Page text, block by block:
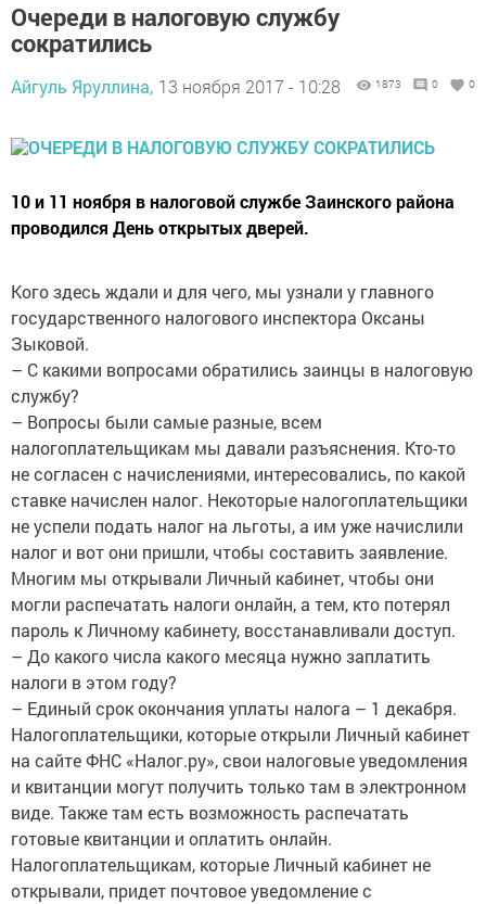
Очереди в налоговую службу
сократились
Айгуль Яруллина, 13 ноября 2017 - 10:28 1873 0 0
10 и 11 ноября в налоговой службе Заинского района
проводился День открытых дверей.
Кого здесь ждали и для чего, мы узнали у главного
государственного налогового инспектора Оксаны
Зыковой.
– С какими вопросами обратились заинцы в налоговую
службу?
– Вопросы были самые разные, всем
налогоплательщикам мы давали разъяснения. Кто-то
не согласен с начислениями, интересовались, по какой
ставке начислен налог. Некоторые налогоплательщики
не успели подать налог на льготы, а им уже начислили
налог и вот они пришли, чтобы составить заявление.
Многим мы открывали Личный кабинет, чтобы они
могли распечатать налоги онлайн, а тем, кто потерял
пароль к Личному кабинету, восстанавливали доступ.
– До какого числа какого месяца нужно заплатить
налоги в этом году?
– Единый срок окончания уплаты налога – 1 декабря.
Налогоплательщики, которые открыли Личный кабинет
на сайте ФНС «Налог.ру», свои налоговые уведомления
и квитанции могут получить только там в электронном
виде. Также там есть возможность распечатать
готовые квитанции и оплатить онлайн.
Налогоплательщикам, которые Личный кабинет не
открывали, придет почтовое уведомление с